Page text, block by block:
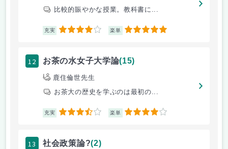
比較的賑やかな授業。教科書に...
充実 4 楽単 5
12 お茶の水女子大学論(15)
鹿住倫世先生
お茶大の歴史を学ぶのは最初の...
充実 3.5 楽単 4
13 社会政策論?(2)